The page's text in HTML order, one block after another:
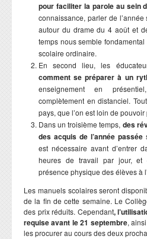
pour faciliter la parole au sein
connaissance, parler de
autour du drame du 4 août et
temps nous semble fondamental
scolaire ordinaire.
En second lieu, les
comment se préparer à un
enseignement en
complètement en distanciel.
pays, que l’on est loin de
Dans un troisième temps, des
des acquis de l’année passée
est nécessaire avant d’entrer
heures de travail par jour, et
présence physique des élèves à
Les manuels scolaires seront
de la fin de cette semaine. Le
des prix réduits. Cependant,
requise avant le 21 septembre,
les procurer au cours des deux